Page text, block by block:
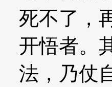
死不了，
开悟者。
法，乃仗